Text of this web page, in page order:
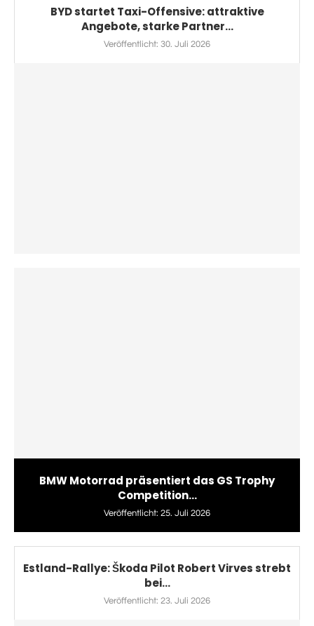
BYD startet Taxi-Offensive: attraktive
Angebote, starke Partner...
Veröffentlicht: 30. Juli 2026
BMW Motorrad präsentiert das GS Trophy
Competition...
Veröffentlicht: 25. Juli 2026
Estland-Rallye: Škoda Pilot Robert Virves strebt
bei...
Veröffentlicht: 23. Juli 2026